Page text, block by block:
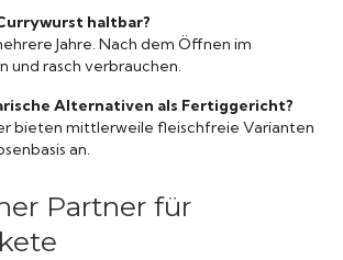
haltbar?
Jahre. Nach dem Öffnen im
und rasch verbrauchen.
Alternativen als Fertiggericht?
bieten mittlerweile fleischfreie Varianten
an.
Partner für